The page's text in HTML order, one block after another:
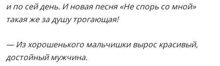
и по сей день. И новая песня «Не спорь со мной»
такая же за душу трогающая!
— Из хорошенького мальчишки вырос красивый,
достойный мужчина.